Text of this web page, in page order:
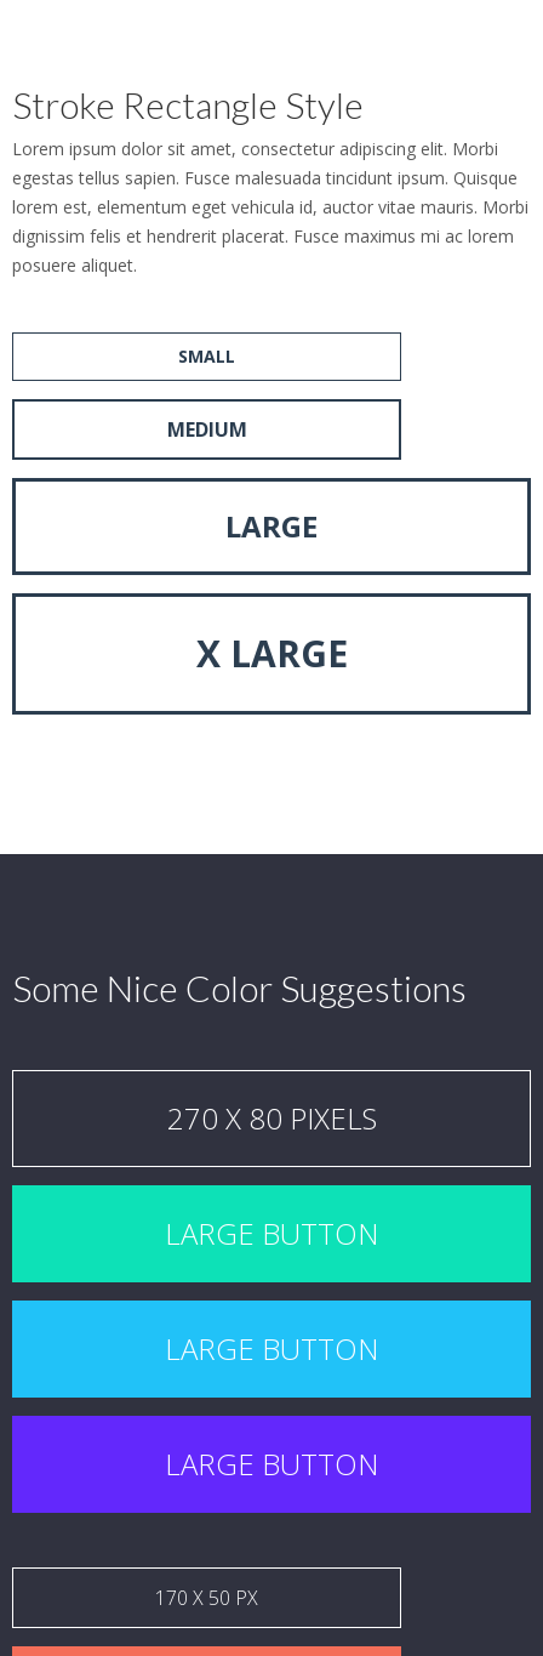
Stroke Rectangle Style
Lorem ipsum dolor sit amet, consectetur adipiscing elit. Morbi
egestas tellus sapien. Fusce malesuada tincidunt ipsum. Quisque
lorem est, elementum eget vehicula id, auctor vitae mauris. Morbi
dignissim felis et hendrerit placerat. Fusce maximus mi ac lorem
posuere aliquet.
SMALL
MEDIUM
LARGE
X LARGE
Some Nice Color Suggestions
270 X 80 PIXELS
LARGE BUTTON
LARGE BUTTON
LARGE BUTTON
170 X 50 PX